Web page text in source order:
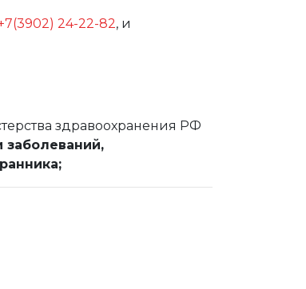
(3902) 24-22-82, и
здравоохранения РФ
заболеваний,